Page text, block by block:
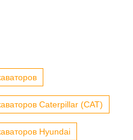
Caterpillar (CAT)
Hyundai